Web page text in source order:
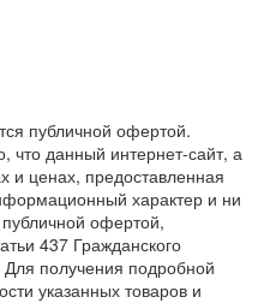
публичной офертой.
данный интернет-сайт, а
и ценах, предоставленная
характер и ни
офертой,
437 Гражданского
получения подробной
указанных товаров и